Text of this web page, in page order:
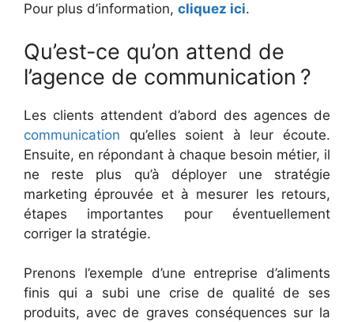
Pour plus d’information, cliquez ici.
Qu’est-ce qu’on attend de
l’agence de communication ?
Les clients attendent d’abord des agences de
communication qu’elles soient à leur écoute.
Ensuite, en répondant à chaque besoin métier, il
ne reste plus qu’à déployer une stratégie
marketing éprouvée et à mesurer les retours,
étapes importantes pour éventuellement
corriger la stratégie.
Prenons l’exemple d’une entreprise d’aliments
finis qui a subi une crise de qualité de ses
produits, avec de graves conséquences sur la